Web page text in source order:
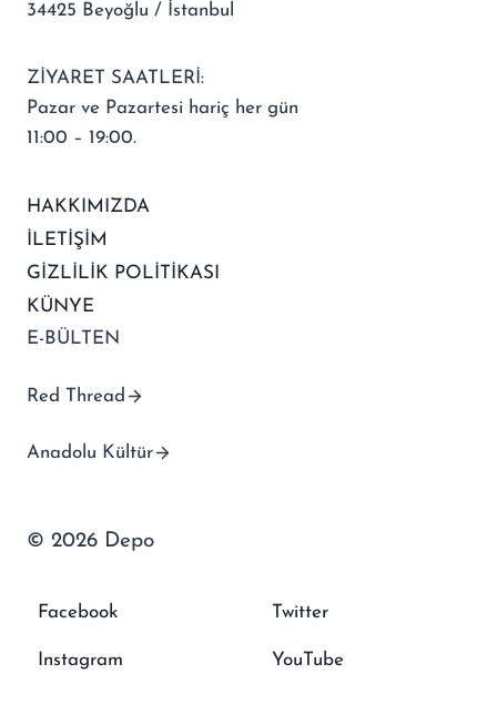
34425 Beyoğlu / İstanbul
ZİYARET SAATLERİ:
Pazar ve Pazartesi hariç her gün
11:00 – 19:00.
HAKKIMIZDA
İLETİŞİM
GİZLİLİK POLİTİKASI
KÜNYE
E-BÜLTEN
Red Thread
Anadolu Kültür
© 2026 Depo
Facebook Twitter
Instagram YouTube